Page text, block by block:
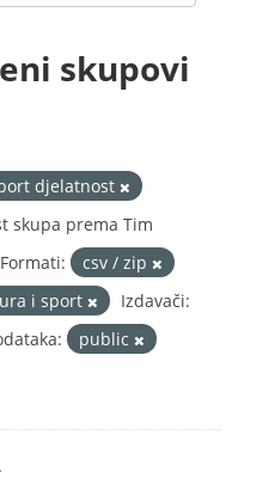
skupovi
djelatnost
skupa prema Tim
Formati:
csv / zip
i sport
Izdavači:
public